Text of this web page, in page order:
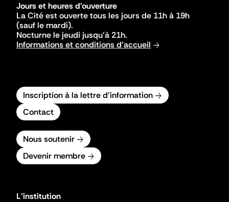
Jours et heures d'ouverture
La Cité est ouverte tous les jours de 11h à 19h
(sauf le mardi).
Nocturne le jeudi jusqu'à 21h.
Informations et conditions d'accueil
Inscription à la lettre d'information
Contact
Nous soutenir
Devenir membre
L'institution